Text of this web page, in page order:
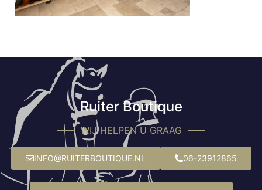
Ruiter Boutique
WIJ HELPEN U GRAAG
INFO@RUITERBOUTIQUE.NL 06-23912865